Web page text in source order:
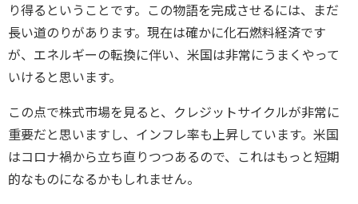
り得るということです。この物語を完成させるには、まだ
長い道のりがあります。現在は確かに化石燃料経済です
が、エネルギーの転換に伴い、米国は非常にうまくやって
いけると思います。
この点で株式市場を見ると、クレジットサイクルが非常に
重要だと思いますし、インフレ率も上昇しています。米国
はコロナ禍から立ち直りつつあるので、これはもっと短期
的なものになるかもしれません。